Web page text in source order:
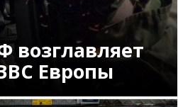
возглавляет
Европы